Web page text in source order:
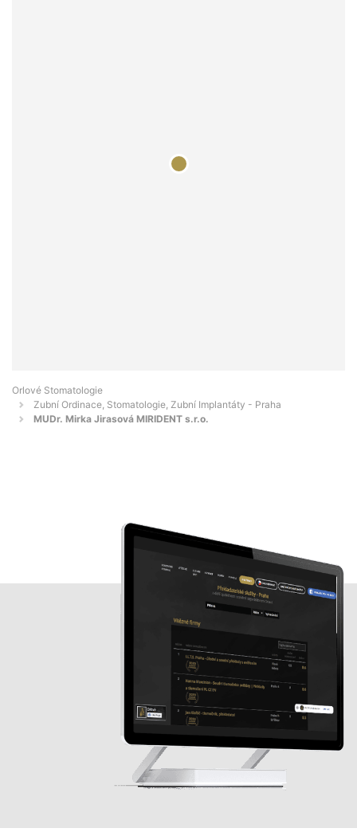
Orlové Stomatologie
Zubní Ordinace, Stomatologie, Zubní Implantáty - Praha
MUDr. Mirka Jirasová MIRIDENT s.r.o.